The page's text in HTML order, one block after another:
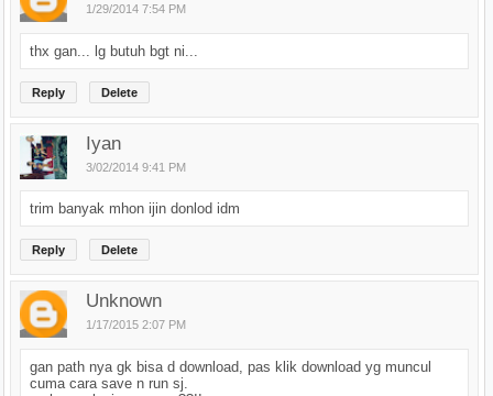
1/29/2014 7:54 PM
thx gan... lg butuh bgt ni...
Reply Delete
Iyan
3/02/2014 9:41 PM
trim banyak mhon ijin donlod idm
Reply Delete
Unknown
1/17/2015 2:07 PM
gan path nya gk bisa d download, pas klik download yg muncul
cuma cara save n run sj.